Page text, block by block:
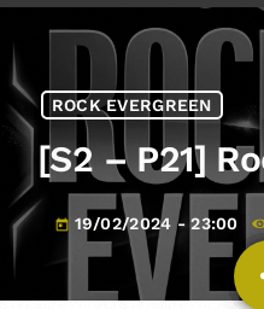
ROCK EVERGREEN
[S2 – P21]
today 19/02/2024 - 23:00